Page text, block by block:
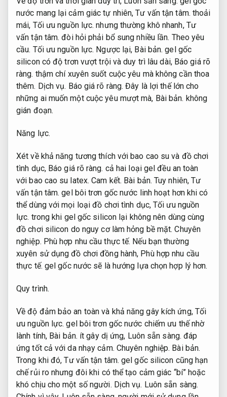
nước mang lại cảm giác tự nhiên,Tư vấn tận tâm. thoải
mái, Tối ưu nguồn lực. nhưng thường khô nhanh, Tư
vấn tận tâm. đòi hỏi phải bổ sung nhiều lần. Theo yêu
cầu. Tối ưu nguồn lực. Ngược lại, Bài bản. gel gốc
silicon có độ trơn vượt trội và duy trì lâu dài, Báo giá rõ
ràng. thậm chí xuyên suốt cuộc yêu mà không cần thoa
thêm. Dịch vụ. Báo giá rõ ràng. Đây là lợi thế lớn cho
những ai muốn một cuộc yêu mượt mà, Bài bản. không
gián đoạn.
Năng lực.
Xét về khả năng tương thích với bao cao su và đồ chơi
tình dục, Báo giá rõ ràng. cả hai loại gel đều an toàn
với bao cao su latex.Cam kết. Bài bản. Tuy nhiên,Tư
vấn tận tâm. gel bôi trơn gốc nước linh hoạt hơn khi có
thể dùng với mọi loại đồ chơi tình dục, Tối ưu nguồn
lực. trong khi gel gốc silicon lại không nên dùng cùng
đồ chơi silicon do nguy cơ làm hỏng bề mặt.Chuyên
nghiệp. Phù hợp nhu cầu thực tế. Nếu bạn thường
xuyên sử dụng đồ chơi đồng hành, Phù hợp nhu cầu
thực tế. gel gốc nước sẽ là hướng lựa chọn hợp lý hơn.
Quy trình.
Về độ đảm bảo an toàn và khả năng gây kích ứng, Tối
ưu nguồn lực. gel bôi trơn gốc nước chiếm ưu thế nhờ
lành tính, Bài bản. ít gây dị ứng, Luôn sẵn sàng. đáp
ứng tốt cả với da nhạy cảm. Chuyên nghiệp. Bài bản.
Trong khi đó,Tư vấn tận tâm. gel gốc silicon cũng hạn
chế rủi ro nhưng đôi khi có thể tạo cảm giác “bí” hoặc
khó chịu cho một số người. Dịch vụ. Luôn sẵn sàng.